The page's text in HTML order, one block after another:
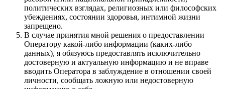
политических взглядах, религиозных или философских
убеждениях, состоянии здоровья, интимной жизни
запрещено.
В случае принятия мной решения о предоставлении
Оператору какой-либо информации (каких-либо
данных), я обязуюсь предоставлять исключительно
достоверную и актуальную информацию и не вправе
вводить Оператора в заблуждение в отношении своей
личности, сообщать ложную или недостоверную